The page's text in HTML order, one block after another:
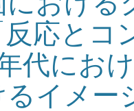
応とコ
代にお
イメー